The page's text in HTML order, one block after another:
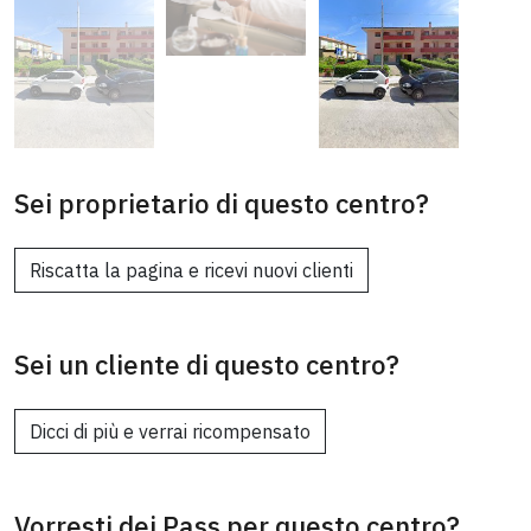
Sei proprietario di questo centro?
Riscatta la pagina e ricevi nuovi clienti
Sei un cliente di questo centro?
Dicci di più e verrai ricompensato